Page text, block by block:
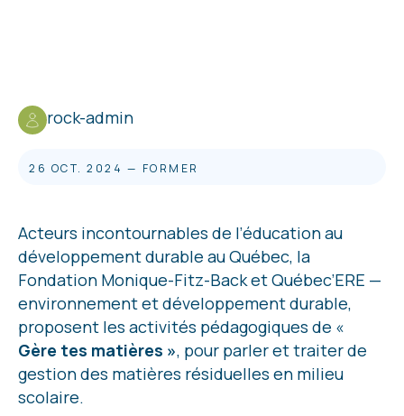
rock-admin
26 OCT. 2024 — FORMER
Acteurs incontournables de l’éducation au
développement durable au Québec, la
Fondation Monique-Fitz-Back et Québec’ERE —
environnement et développement durable,
proposent les activités pédagogiques de «
Gère tes matières », pour parler et traiter de
gestion des matières résiduelles en milieu
scolaire.